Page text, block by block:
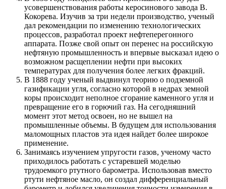
усовершенствования работы керосинового завода В.
Кокорева. Изучив за три недели производство, ученый
дал рекомендации по изменению технологических
процессов, разработал проект нефтеперегонного
аппарата. Позже свой опыт он перенес на российскую
нефтяную промышленность и впервые высказал идею о
возможном расщеплении нефти при высоких
температурах для получения более легких фракций.
В 1888 году ученый выдвинул теорию о подземной
газификации угля, согласно которой в недрах земной
коры происходит неполное сгорание каменного угля и
превращение его в горючий газ. На сегодняшний
момент этот метод освоен, но не вышел на
промышленные объемы. В будущем для использования
маломощных пластов эта идея найдет более широкое
применение.
Занимаясь изучением упругости газов, ученому часто
приходилось работать с устаревшей моделью
трудоемкого ртутного барометра. Использовав вместо
ртути нефтяное масло, он создал дифференциальный